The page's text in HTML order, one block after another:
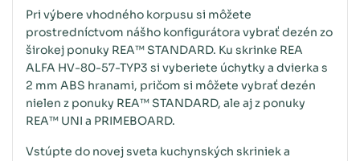
Pri výbere vhodného korpusu si môžete
prostredníctvom nášho konfigurátora vybrať dezén zo
širokej ponuky REA™ STANDARD. Ku skrinke REA
ALFA HV-80-57-TYP3 si vyberiete úchytky a dvierka s
2 mm ABS hranami, pričom si môžete vybrať dezén
nielen z ponuky REA™ STANDARD, ale aj z ponuky
REA™ UNI a PRIMEBOARD.
Vstúpte do novej sveta kuchynských skriniek a